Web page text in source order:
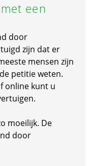
een
door
zijn dat er
mensen zijn
petitie weten.
online kunt u
moeilijk. De
door